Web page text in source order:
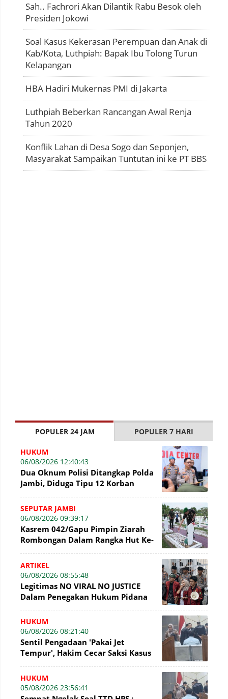
Sah.. Fachrori Akan Dilantik Rabu Besok oleh
Presiden Jokowi
Soal Kasus Kekerasan Perempuan dan Anak di
Kab/Kota, Luthpiah: Bapak Ibu Tolong Turun
Kelapangan
HBA Hadiri Mukernas PMI di Jakarta
Luthpiah Beberkan Rancangan Awal Renja
Tahun 2020
Konflik Lahan di Desa Sogo dan Seponjen,
Masyarakat Sampaikan Tuntutan ini ke PT BBS
POPULER 24 JAM POPULER 7 HARI
HUKUM
06/08/2026 12:40:43
Dua Oknum Polisi Ditangkap Polda
Jambi, Diduga Tipu 12 Korban
SEPUTAR JAMBI
06/08/2026 09:39:17
Kasrem 042/Gapu Pimpin Ziarah
Rombongan Dalam Rangka Hut Ke-
ARTIKEL
06/08/2026 08:55:48
Legitimas NO VIRAL NO JUSTICE
Dalam Penegakan Hukum Pidana
HUKUM
06/08/2026 08:21:40
Sentil Pengadaan 'Pakai Jet
Tempur', Hakim Cecar Saksi Kasus
HUKUM
05/08/2026 23:56:41